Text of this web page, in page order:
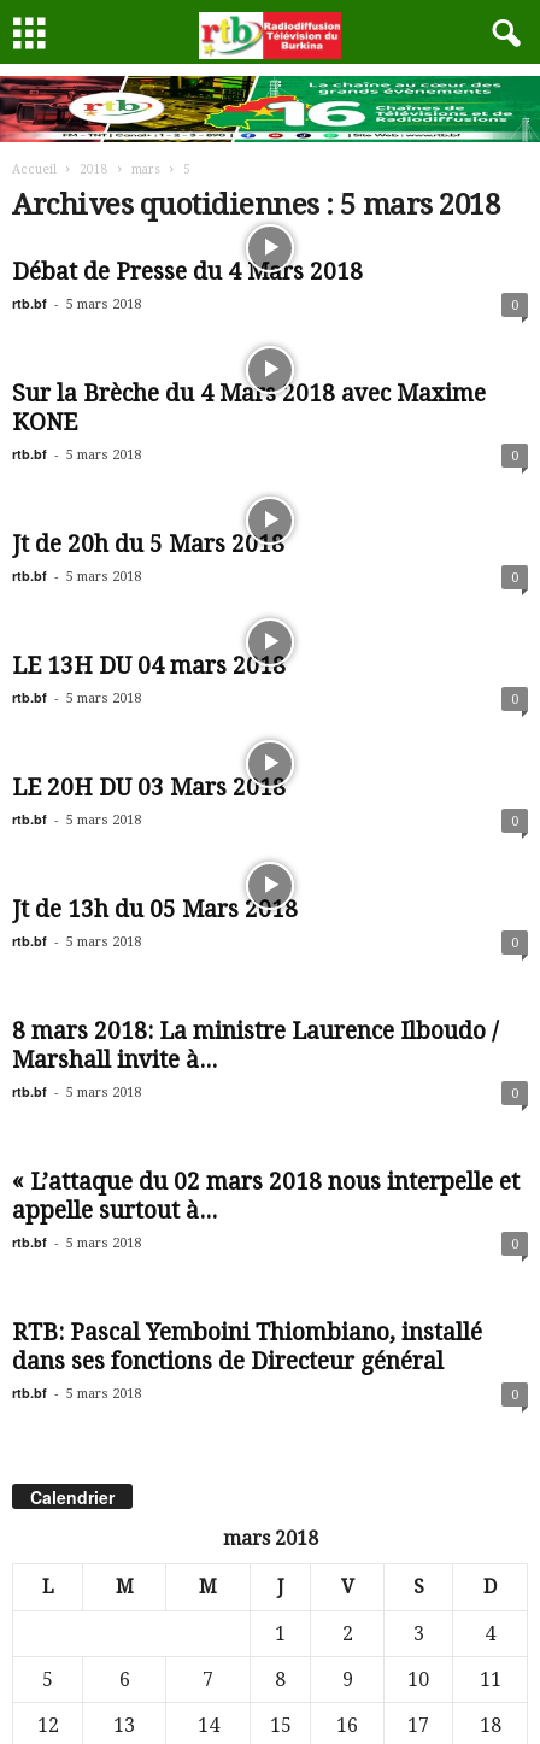
Accueil 2018 mars 5
Archives quotidiennes : 5 mars 2018
Débat de Presse du 4 Mars 2018
rtb.bf - 5 mars 2018 0
Sur la Brèche du 4 Mars 2018 avec Maxime
KONE
rtb.bf - 5 mars 2018 0
Jt de 20h du 5 Mars 2018
rtb.bf - 5 mars 2018 0
LE 13H DU 04 mars 2018
rtb.bf - 5 mars 2018 0
LE 20H DU 03 Mars 2018
rtb.bf - 5 mars 2018 0
Jt de 13h du 05 Mars 2018
rtb.bf - 5 mars 2018 0
8 mars 2018: La ministre Laurence Ilboudo /
Marshall invite à...
rtb.bf - 5 mars 2018 0
« L’attaque du 02 mars 2018 nous interpelle et
appelle surtout à...
rtb.bf - 5 mars 2018 0
RTB: Pascal Yemboini Thiombiano, installé
dans ses fonctions de Directeur général
rtb.bf - 5 mars 2018 0
Calendrier
mars 2018
L M M J V S D
1 2 3
4
5
6 7 8 9 10
11
12
13 14 15 16 17
18